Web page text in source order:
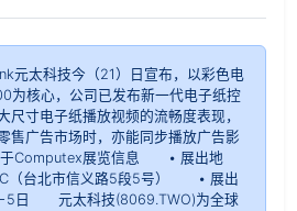
元太科技今（21）日宣布，以彩色电
为核心，公司已发布新一代电子纸控
尺寸电子纸播放视频的流畅度表现，
售广告市场时，亦能同步播放广告影
Computex展览信息 • 展出地
（台北市信义路5段5号） • 展出
5日 元太科技(8069.TWO)为全球